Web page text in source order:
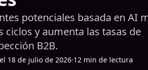
potenciales basada en AI
ciclos y aumenta las tasas de
B2B.
18 de julio de 2026·12 min de lectura